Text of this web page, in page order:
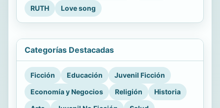
RUTH
Love song
Categorías Destacadas
Ficción Educación
Juvenil Ficción
Economía y Negocios
Religión
Historia